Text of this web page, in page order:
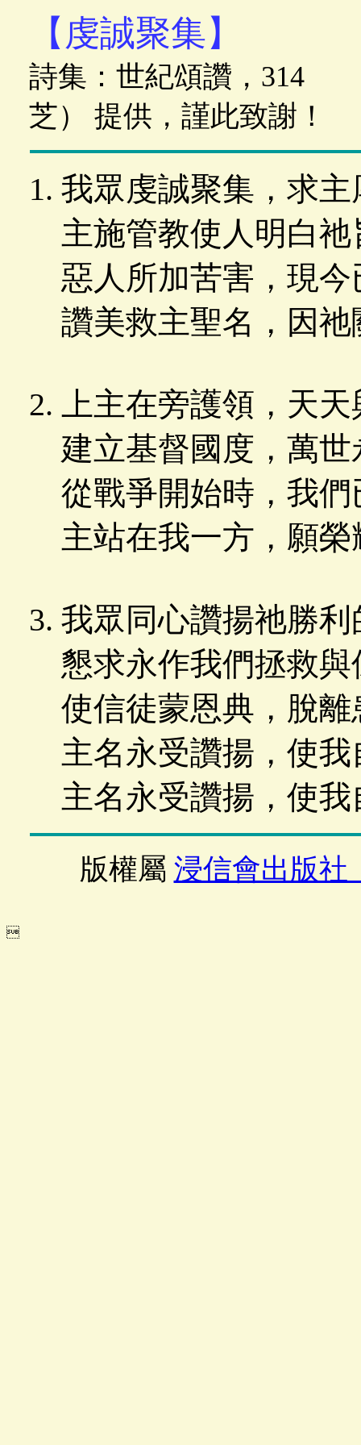
【虔誠聚集】
詩集：世紀頌讚，
芝） 提供，謹此致謝！
我眾虔誠聚集，求
主施管教使人明白祂
惡人所加苦害，現
讚美救主聖名，因
上主在旁護領，天
建立基督國度，萬世
從戰爭開始時，我
主站在我一方，願
我眾同心讚揚祂勝利
懇求永作我們拯救與
使信徒蒙恩典，脫
主名永受讚揚，使
主名永受讚揚，使
版權屬 浸信會出版社
